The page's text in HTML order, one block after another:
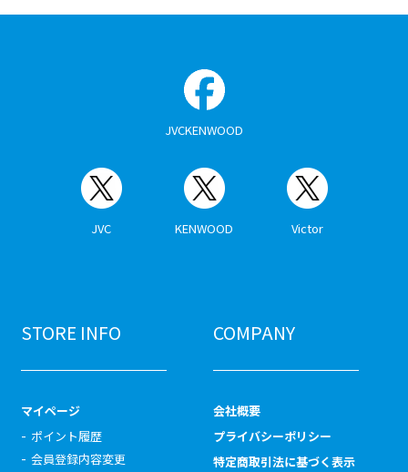
JVCKENWOOD
JVC KENWOOD Victor
STORE INFO
マイページ
ポイント履歴
会員登録内容変更
COMPANY
会社概要
プライバシーポリシー
特定商取引法に基づく表示